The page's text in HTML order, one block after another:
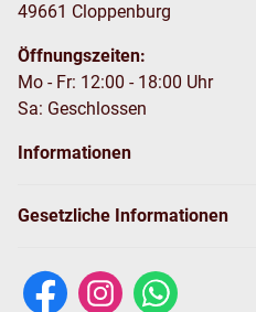
49661 Cloppenburg
Öffnungszeiten:
Mo - Fr: 12:00 - 18:00 Uhr
Sa: Geschlossen
Informationen
Gesetzliche Informationen